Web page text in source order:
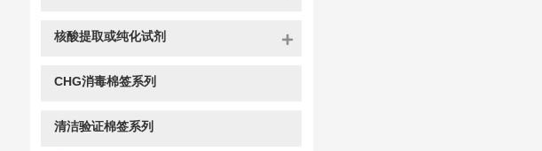
核酸提取或纯化试剂
CHG消毒棉签系列
清洁验证棉签系列